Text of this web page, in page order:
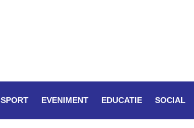
SPORT EVENIMENT EDUCATIE SOCIAL